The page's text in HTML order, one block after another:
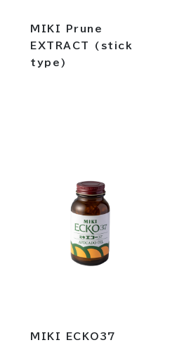
MIKI Prune
EXTRACT (stick
type)
MIKI ECKO37